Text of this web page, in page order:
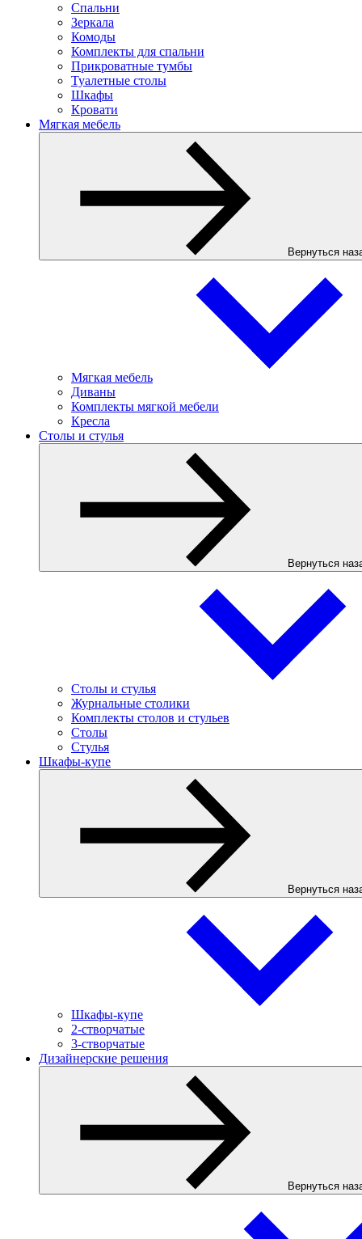
Спальни
Зеркала
Комоды
Комплекты для спальни
Прикроватные тумбы
Туалетные столы
Шкафы
Кровати
Мягкая мебель
Вернуться
Мягкая мебель
Диваны
Комплекты мягкой мебели
Кресла
Столы и стулья
Вернуться
Столы и стулья
Журнальные столики
Комплекты столов и стульев
Столы
Стулья
Шкафы-купе
Вернуться
Шкафы-купе
2-створчатые
3-створчатые
Дизайнерские решения
Вернуться